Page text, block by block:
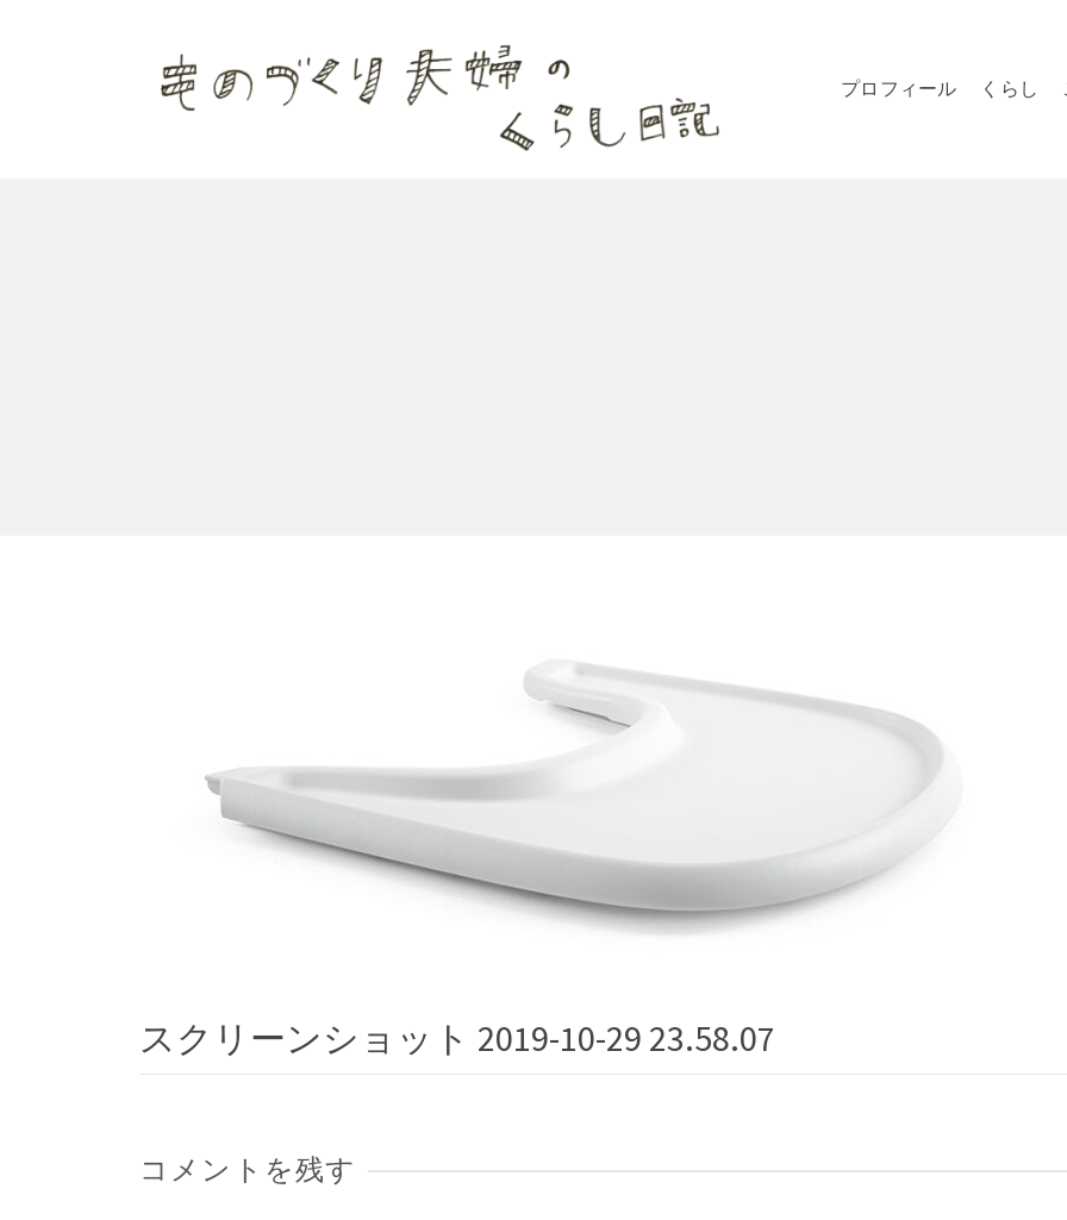
プロフィール くらし
スクリーンショット 2019-10-29 23.58.07
コメントを残す